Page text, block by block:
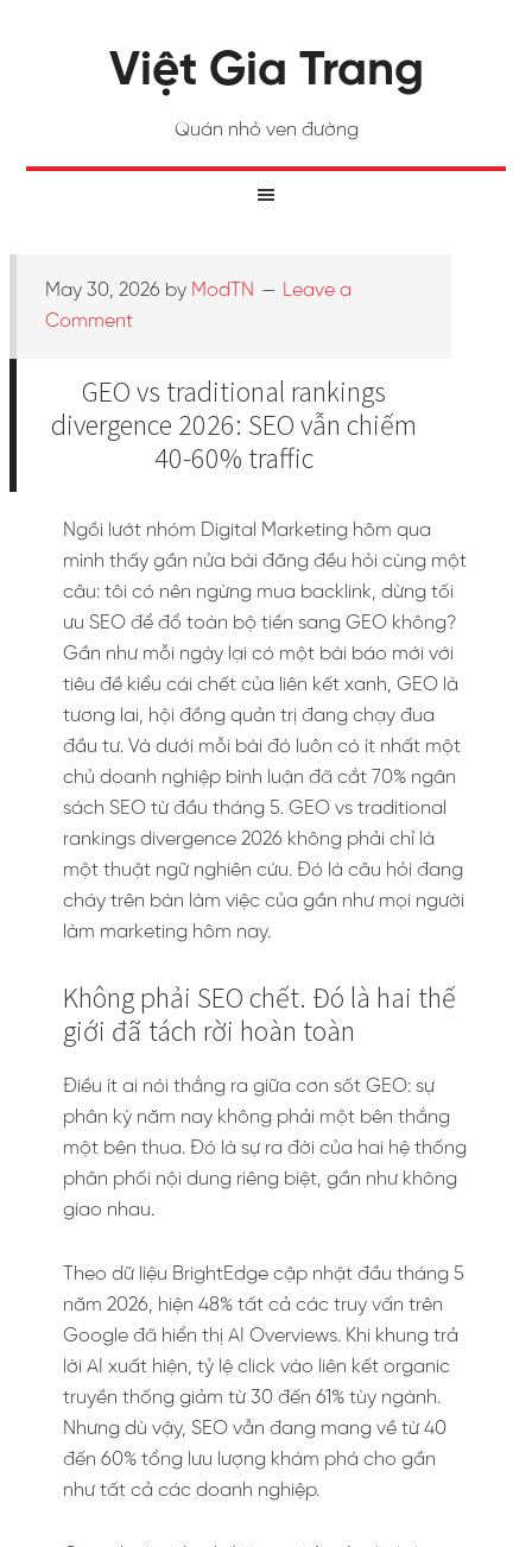
Việt Gia Trang
Quán nhỏ ven đường
May 30, 2026 by ModTN
Leave a
Comment
GEO vs traditional rankings
divergence 2026: SEO vẫn chiếm
40-60% traffic
Ngồi lướt nhóm Digital Marketing hôm qua
mình thấy gần nửa bài đăng đều hỏi cùng một
câu: tôi có nên ngừng mua backlink, dừng tối
ưu SEO để đổ toàn bộ tiền sang GEO không?
Gần như mỗi ngày lại có một bài báo mới với
tiêu đề kiểu cái chết của liên kết xanh, GEO là
tương lai, hội đồng quản trị đang chạy đua
đầu tư. Và dưới mỗi bài đó luôn có ít nhất một
chủ doanh nghiệp bình luận đã cắt 70% ngân
sách SEO từ đầu tháng 5. GEO vs traditional
rankings divergence 2026 không phải chỉ là
một thuật ngữ nghiên cứu. Đó là câu hỏi đang
cháy trên bàn làm việc của gần như mọi người
làm marketing hôm nay.
Không phải SEO chết. Đó là hai thế
giới đã tách rời hoàn toàn
Điều ít ai nói thẳng ra giữa cơn sốt GEO: sự
phân kỳ năm nay không phải một bên thắng
một bên thua. Đó là sự ra đời của hai hệ thống
phân phối nội dung riêng biệt, gần như không
giao nhau.
Theo dữ liệu BrightEdge cập nhật đầu tháng 5
năm 2026, hiện 48% tất cả các truy vấn trên
Google đã hiển thị AI Overviews. Khi khung trả
lời AI xuất hiện, tỷ lệ click vào liên kết organic
truyền thống giảm từ 30 đến 61% tùy ngành.
Nhưng dù vậy, SEO vẫn đang mang về từ 40
đến 60% tổng lưu lượng khám phá cho gần
như tất cả các doanh nghiệp.